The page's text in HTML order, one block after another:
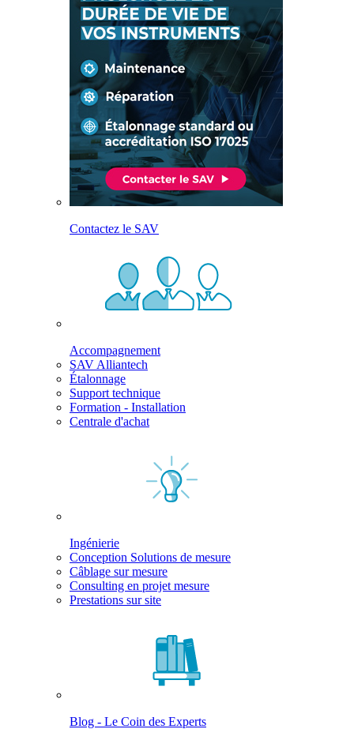
Contactez le SAV
Accompagnement
SAV Alliantech
Étalonnage
Support technique
Formation - Installation
Centrale d'achat
Ingénierie
Conception Solutions de mesure
Câblage sur mesure
Consulting en projet mesure
Prestations sur site
Blog - Le Coin des Experts